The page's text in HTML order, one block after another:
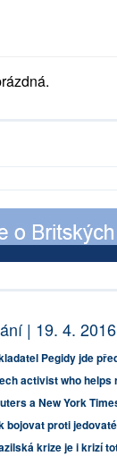
| 19. 4. 2016
Pegidy jde
activist who helps
a New York
bojovat proti
krize je i krizí